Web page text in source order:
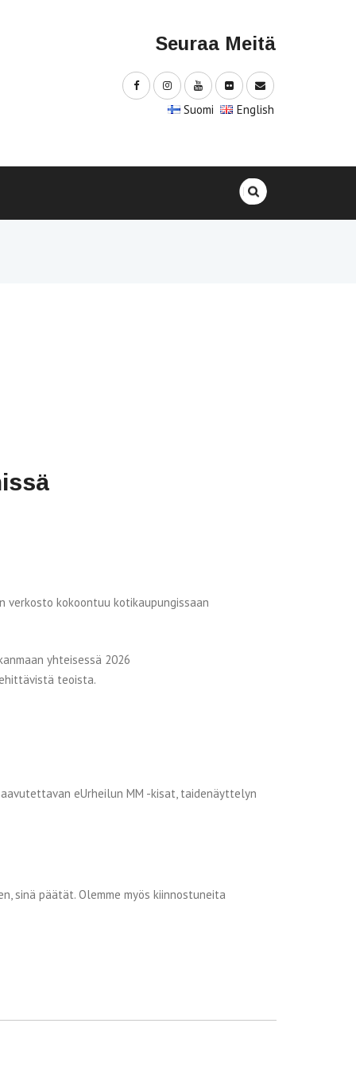
Seuraa Meitä
Suomi English
Haku:
kokoontuu kotikaupungissaan
yhteisessä 2026
teoista.
eUrheilun MM -kisat, taidenäyttelyn
sinä päätät. Olemme myös kiinnostuneita